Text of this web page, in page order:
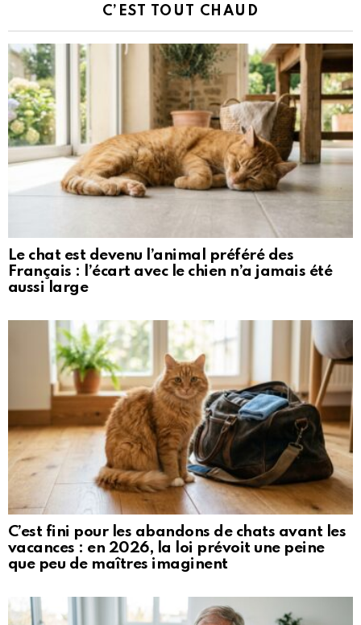
C’EST TOUT CHAUD
Le chat est devenu l’animal préféré des
Français : l’écart avec le chien n’a jamais été
aussi large
C’est fini pour les abandons de chats avant les
vacances : en 2026, la loi prévoit une peine
que peu de maîtres imaginent